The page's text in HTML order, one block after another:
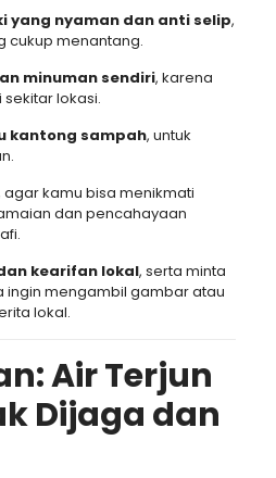
yang nyaman dan anti selip,
cukup menantang.
minuman sendiri, karena
lokasi.
kantong sampah, untuk
agar kamu bisa menikmati
dan pencahayaan
kearifan lokal, serta minta
ingin mengambil gambar atau
lokal.
Air Terjun
Dijaga dan